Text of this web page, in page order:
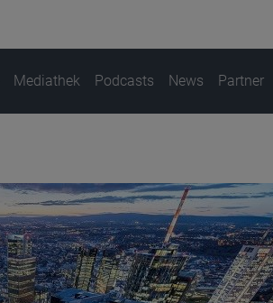
Mediathek Podcasts News Partner